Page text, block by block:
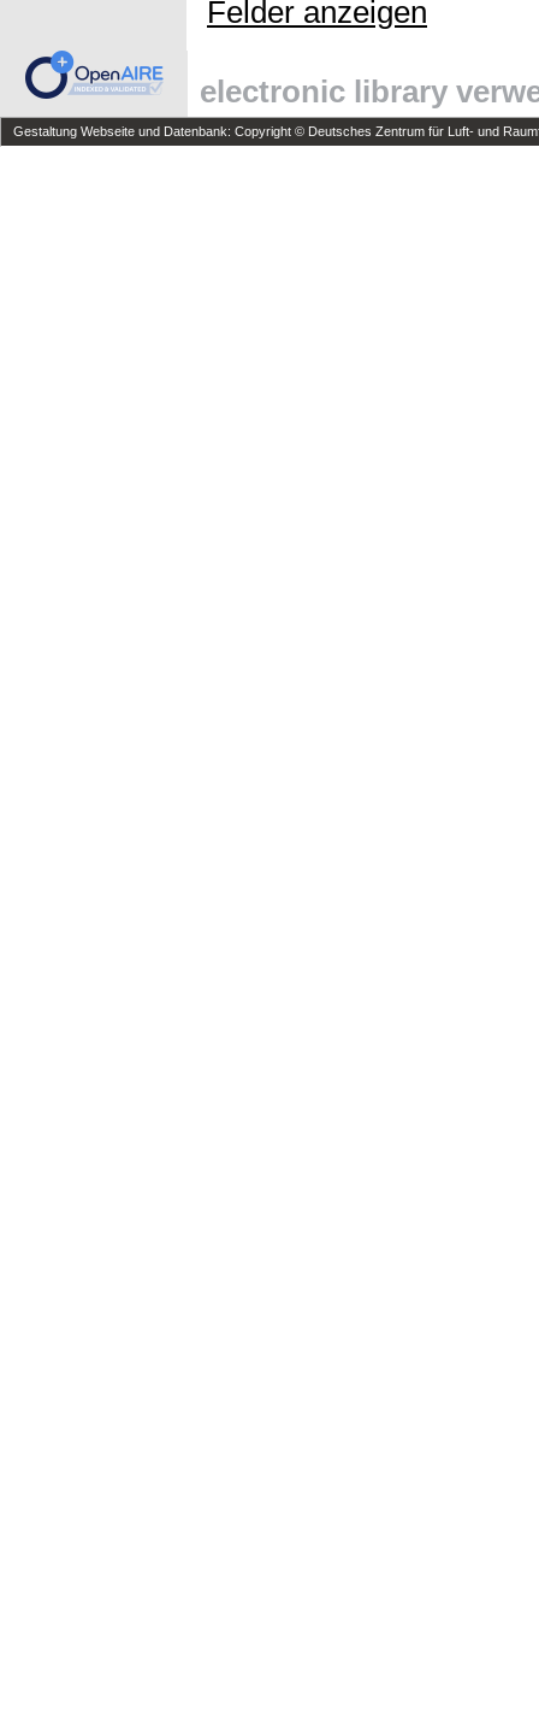
Felder anzeigen
electronic library
Gestaltung Webseite und Datenbank: Copyright © Deutsches Zentrum für Luft- und